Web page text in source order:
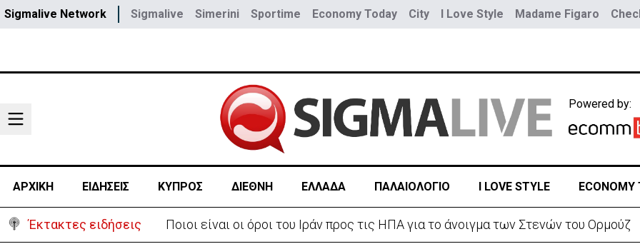
Sigmalive Network Sigmalive Simerini Sportime Economy Today City I Love Style Madame Figaro
Powered by:
ΑΡΧΙΚΗ ΕΙΔΗΣΕΙΣ ΚΥΠΡΟΣ ΔΙΕΘΝΗ ΕΛΛΑΔΑ ΠΑΛΑΙΟΛΟΓΙΟ I LOVE STYLE ECONOMY
Έκτακτες ειδήσεις Υψηλές οι θερμοκρασίες με αυξημένη υγρασία -«Στα παράλια είναι δύσκολα»